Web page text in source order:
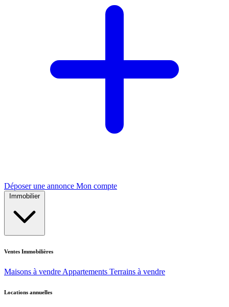
Déposer une annonce Mon compte
Immobilier
Ventes Immobilières
Maisons à vendre Appartements Terrains à vendre
Locations annuelles